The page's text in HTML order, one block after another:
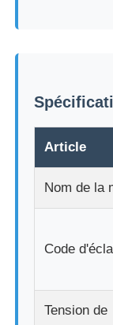
Nous contacter
Nouvelles
Écran de
Article
Nom de la
Code
Tension de